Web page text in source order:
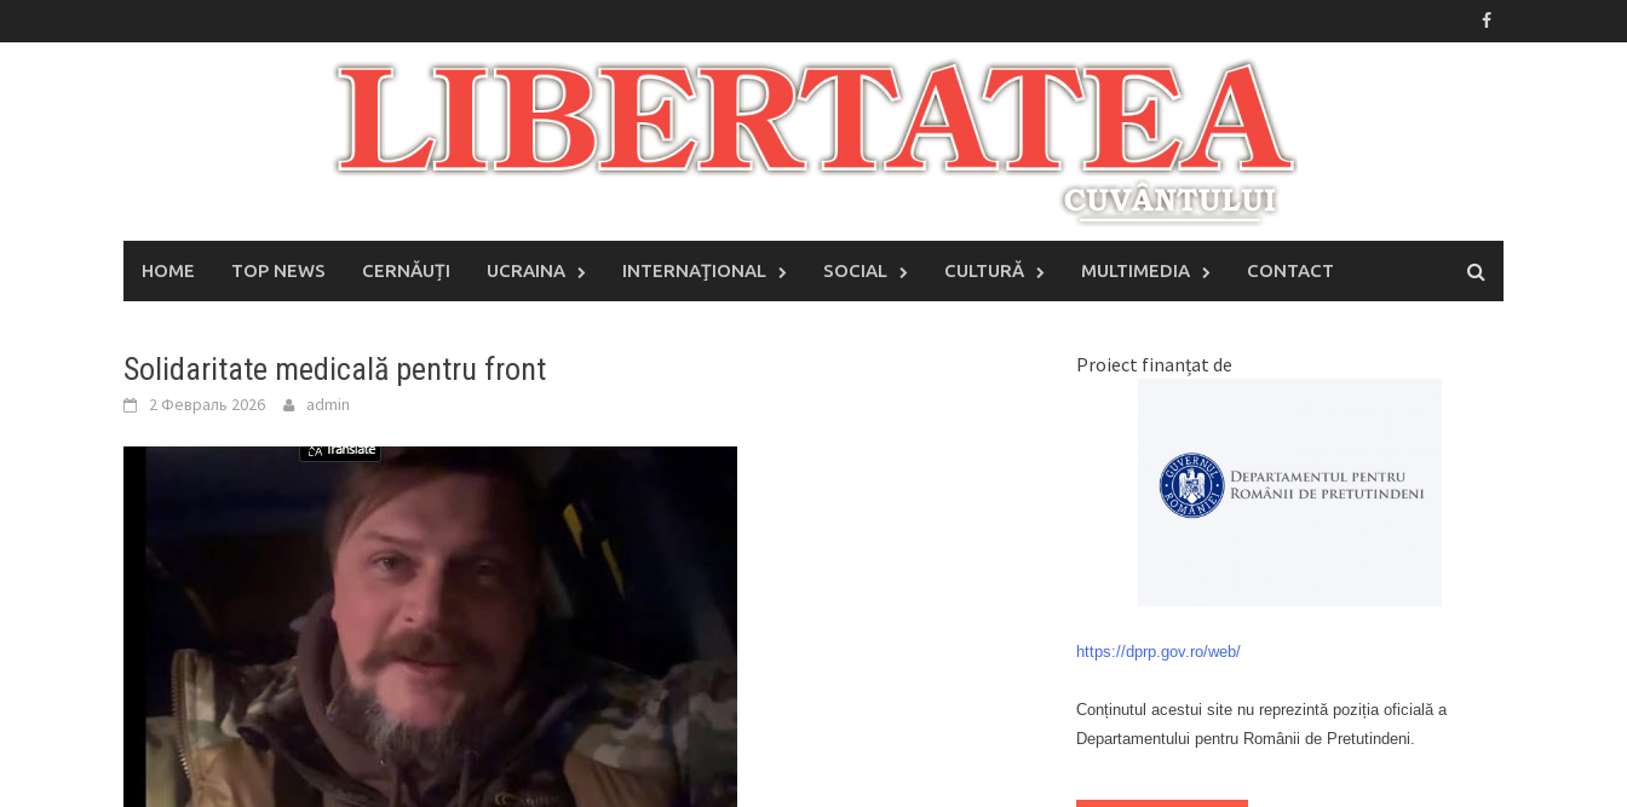
to
HOME TOP NEWS CERNĂUȚI UCRAINA INTERNAŢIONAL SOCIAL CULTURĂ MULTIMEDIA CONTACT
Solidaritate medicală pentru front
2 Февраль 2026 admin
Proiect finanțat de
https://dprp.gov.ro/web/
Conținutul acestui site nu reprezintă poziția oficială a
Departamentului pentru Românii de Pretutindeni.